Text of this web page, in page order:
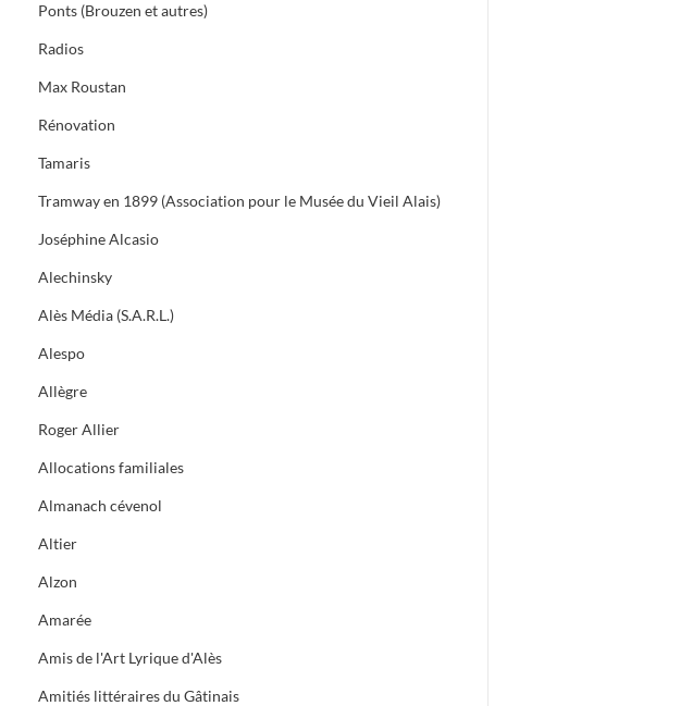
Ponts (Brouzen et autres)
Radios
Max Roustan
Rénovation
Tamaris
Tramway en 1899 (Association pour le Musée du Vieil Alais)
Joséphine Alcasio
Alechinsky
Alès Média (S.A.R.L.)
Alespo
Allègre
Roger Allier
Allocations familiales
Almanach cévenol
Altier
Alzon
Amarée
Amis de l'Art Lyrique d'Alès
Amitiés littéraires du Gâtinais